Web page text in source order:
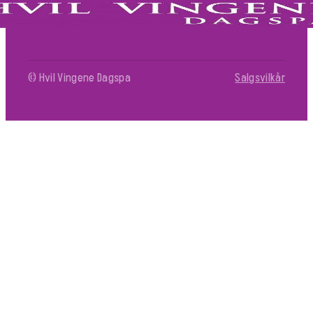
© Hvil Vingene Dagspa Salgsvilkår